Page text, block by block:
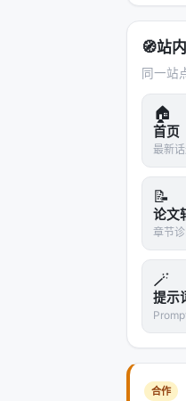
🧭站
同一站
🏠
首页
最新
📝
论文
章节
🪄
提示
合作